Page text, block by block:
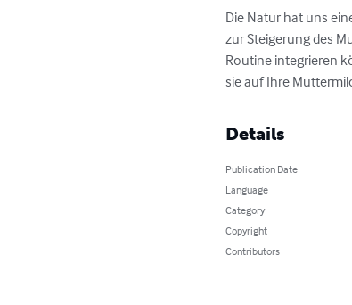
Die Natur hat uns
zur Steigerung des
Routine integrieren
sie auf Ihre
Details
Publication Date
Language
Category
Copyright
Contributors